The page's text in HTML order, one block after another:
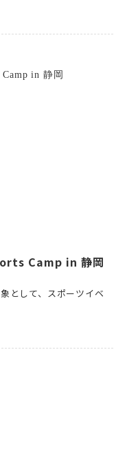
Camp in 静岡
として、スポーツイベ